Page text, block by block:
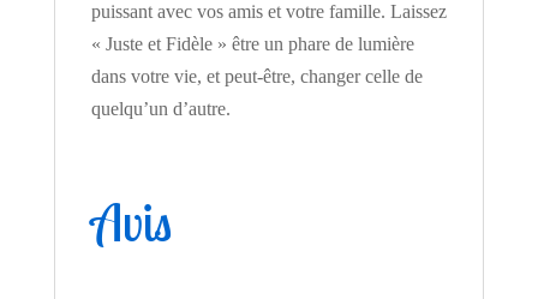
puissant avec vos amis et votre famille. Laissez
« Juste et Fidèle » être un phare de lumière
dans votre vie, et peut-être, changer celle de
quelqu’un d’autre.
Avis